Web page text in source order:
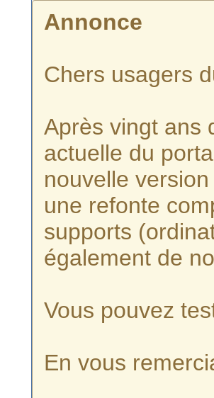
Annonce
Chers usagers
Après vingt ans
actuelle du
nouvelle version
une refonte
supports
également de
Vous pouvez
En vous